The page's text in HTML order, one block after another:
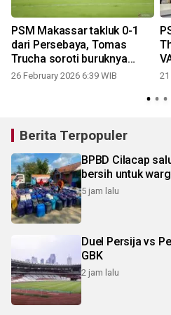
PSM Makassar takluk 0-1
dari Persebaya, Tomas
Trucha soroti buruknya
penyelesaian akhir
26 February 2026 6:39 WIB 21
Berita Terpopuler
BPBD Cilacap
bersih untuk
5 jam lalu
Duel Persija vs
GBK
2 jam lalu